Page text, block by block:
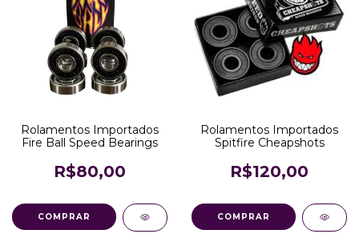
Rolamentos Importados
Fire Ball Speed Bearings
R$80,00
Rolamentos Importados
Spitfire Cheapshots
R$120,00